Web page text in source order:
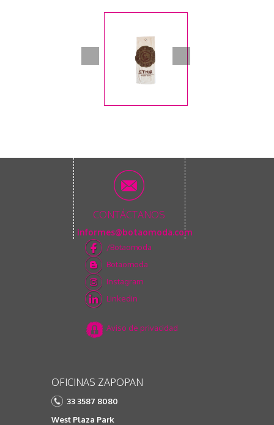
CONTÁCTANOS
informes@botaomoda.com
/Botaomoda
Botaomoda
Instagram
Linkedin
Aviso de privacidad
OFICINAS ZAPOPAN
33 3587 8080
West Plaza Park